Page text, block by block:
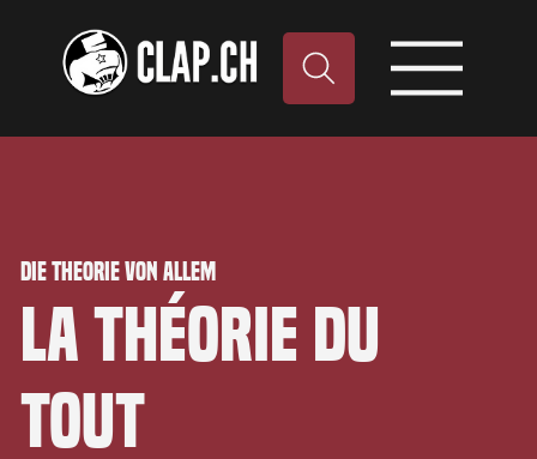
Die Theorie von Allem
La Théorie du
tout